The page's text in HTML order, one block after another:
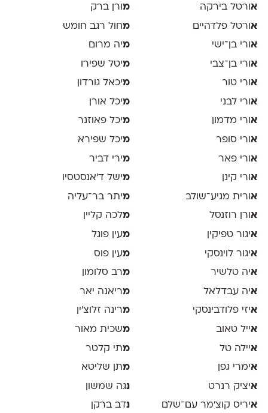
אורטל בירקה
אורטל פלדהיים
אורי בן־ישי
אורי בן־צבי
אורי טור
אורי לבני
אורי מדמון
אורי סופר
אורי פאר
אורי קינן
אורית מגיע־שולב
אורן רוזנסל
איגור טפיקין
איגור לוינסקי
איה טלשיר
איה עבדלאל
איזי פלודבינסקי
אייל טאוב
איילה טל
אימרי גפן
איציק רנרט
איריס קוצ׳מר עם־שלם
מ ורן ברק
מחול רגב חומש
מיה מרום
מיטל שפירו
מיכאל גורדון
מיכל אורן
מיכל פאוזנר
מיכל שפירא
מירי דביר
מישל ד׳אנסטסיו
מיתר בר־עליה
מלכה קליין
מעין פוגל
מעין פוס
מרב סלומון
מריאנה יאר
מרינה זלוצ׳ין
משכית מאור
מתי קלטר
מתן שליטא
נגה שמשון
נדב ברקן